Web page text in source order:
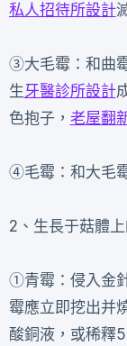
私人招待所設計
③大毛霉：和曲
生牙醫診所設計
色抱子， 老屋翻
④毛霉：和大毛
2、生長于菇體
①青霉：侵入金
霉應立即挖出并
酸銅液，或稀釋